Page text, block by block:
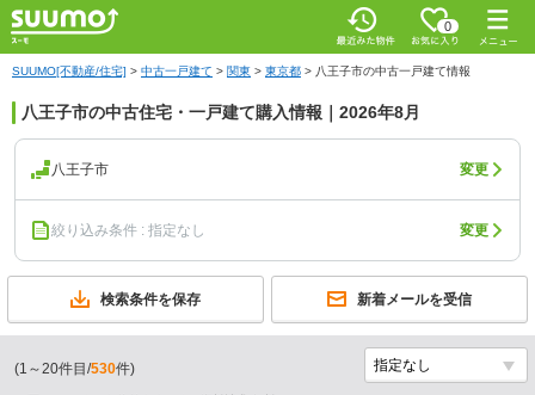
0
SUUMO[不動産/住宅] > 中古一戸建て > 関東 > 東京都 > 八王子市の中古一戸建て情報
八王子市の中古住宅・一戸建て購入情報｜2026年8月
八王子市 変更
絞り込み条件 : 指定なし 変更
検索条件を保存 新着メールを受信
(1 ～20件目/530件)